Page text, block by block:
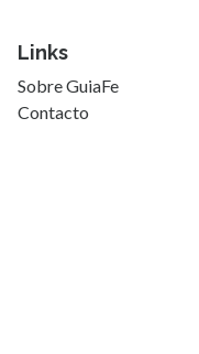
Links
Sobre GuiaFe
Contacto